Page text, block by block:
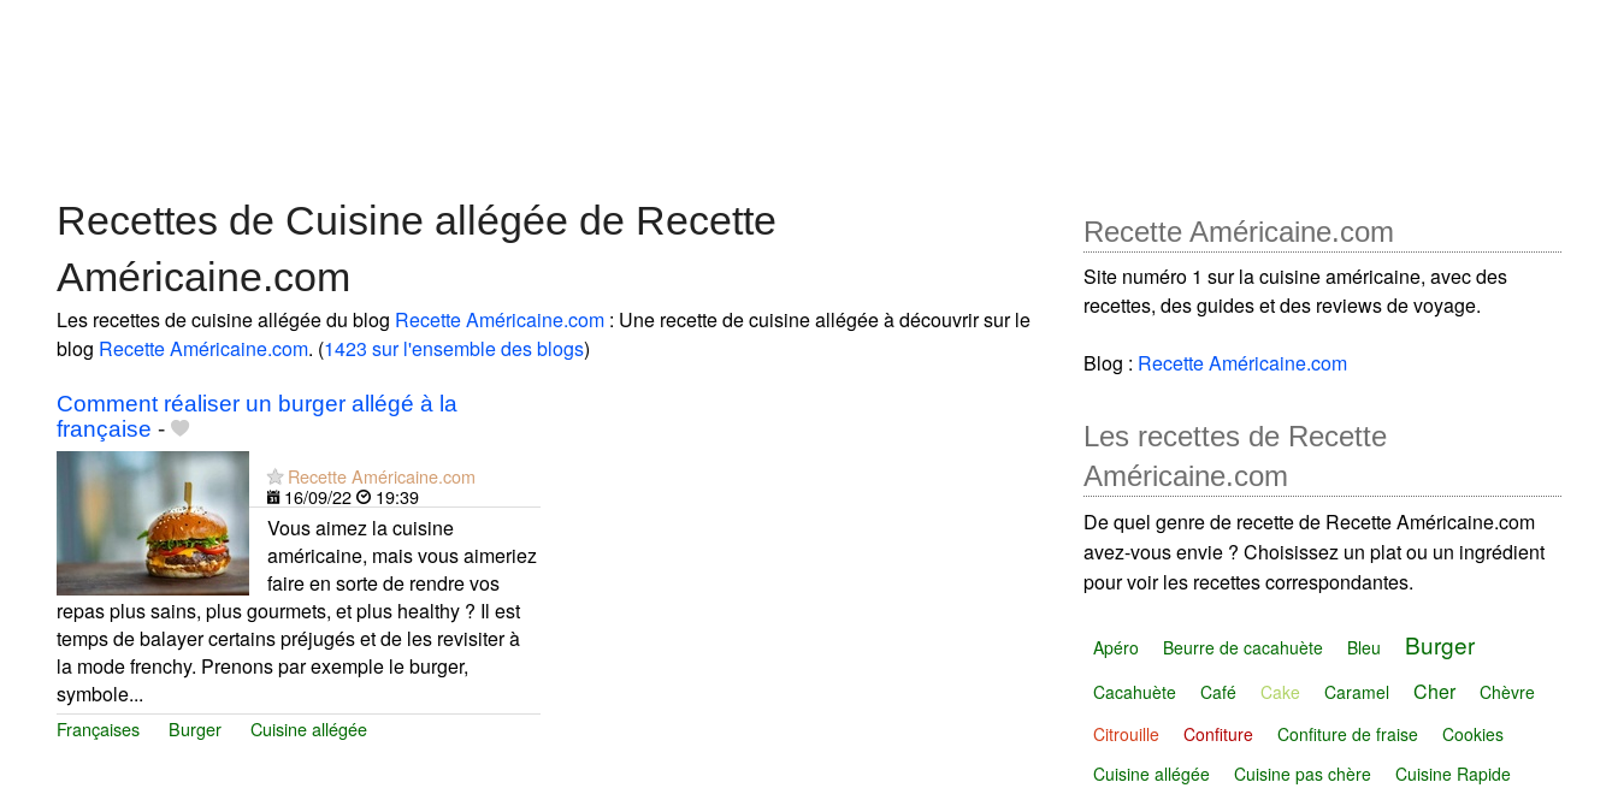
Recettes de Cuisine allégée de Recette
Américaine.com
Les recettes de cuisine allégée du blog Recette Américaine.com : Une recette de cuisine allégée à découvrir sur le
blog Recette Américaine.com. (1423 sur l'ensemble des blogs)
Comment réaliser un burger allégé à la
française -
Recette Américaine.com
16/09/22
19:39
Vous aimez la cuisine
américaine, mais vous aimeriez
faire en sorte de rendre vos
repas plus sains, plus gourmets, et plus healthy ? Il est
temps de balayer certains préjugés et de les revisiter à
la mode frenchy. Prenons par exemple le burger,
symbole...
Françaises Burger Cuisine allégée
Recette Américaine.com
Site numéro 1 sur la cuisine américaine, avec des
recettes, des guides et des reviews de voyage.
Blog : Recette Américaine.com
Les recettes de Recette
Américaine.com
De quel genre de recette de Recette Américaine.com
avez-vous envie ? Choisissez un plat ou un ingrédient
pour voir les recettes correspondantes.
Apéro Beurre de cacahuète Bleu Burger
Cacahuète Café Cake Caramel Cher
Chèvre
Citrouille
Confiture Confiture de fraise
Cookies
Cuisine allégée
Cuisine pas chère
Cuisine Rapide